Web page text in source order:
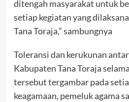
ditengah masyarakat untuk
setiap kegiatan yang
Tana Toraja,” sambungnya
Toleransi dan kerukunan
Kabupaten Tana Toraja
tersebut tergambar pada
keagamaan, pemeluk agama